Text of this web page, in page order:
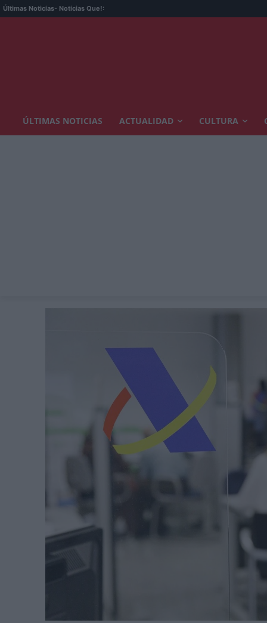
Últimas Noticias- Noticias Que!:
ÚLTIMAS NOTICIAS ACTUALIDAD CULTURA